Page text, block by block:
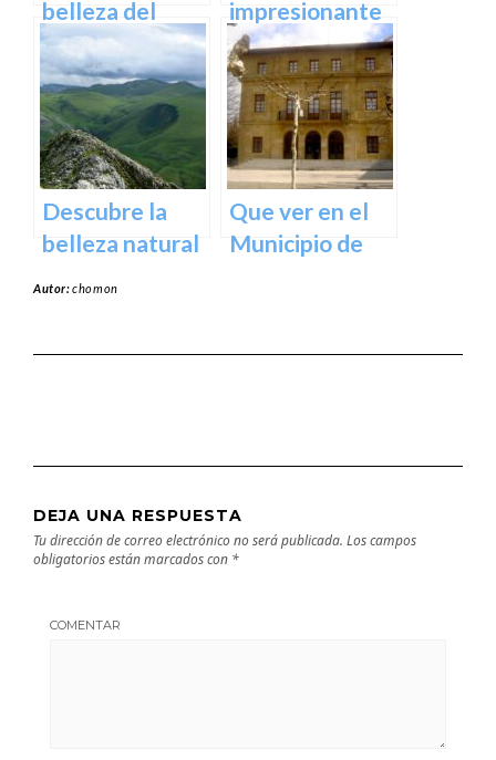
belleza del
Santuario de
Arantzazu en
Guipuzcoa –
Guía turística y
cultural
impresionante
arte natural del
Bosque de Oma
en Vizcaya
Descubre la
belleza natural
Que ver en el
Municipio de
Autor:chomon
DEJA UNA RESPUESTA
Tu dirección de correo electrónico no será publicada. Los campos
obligatorios están marcados con *
COMENTAR